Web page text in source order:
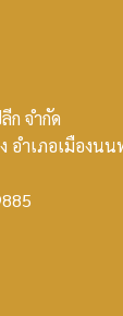
จำกัด
อำเภอเมืองนน